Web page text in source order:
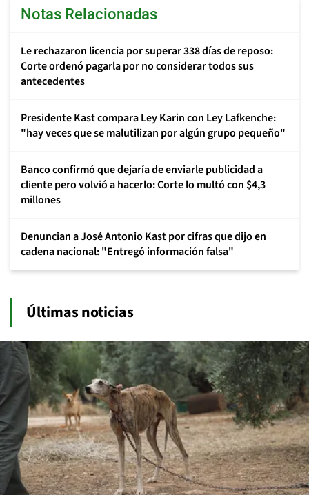
Notas Relacionadas
Le rechazaron licencia por superar 338 días de reposo:
Corte ordenó pagarla por no considerar todos sus
antecedentes
Presidente Kast compara Ley Karin con Ley Lafkenche:
"hay veces que se malutilizan por algún grupo pequeño"
Banco confirmó que dejaría de enviarle publicidad a
cliente pero volvió a hacerlo: Corte lo multó con $4,3
millones
Denuncian a José Antonio Kast por cifras que dijo en
cadena nacional: "Entregó información falsa"
Últimas noticias